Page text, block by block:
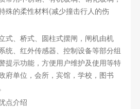
殊的柔性材料(减少撞击行人的伤
、桥式、圆柱式摆闸，闸机由机
统、红外传感器、控制设备等部分组
提示功能，方便用户维护及使用等特
府单位，会所，宾馆，学校，图书
点介绍